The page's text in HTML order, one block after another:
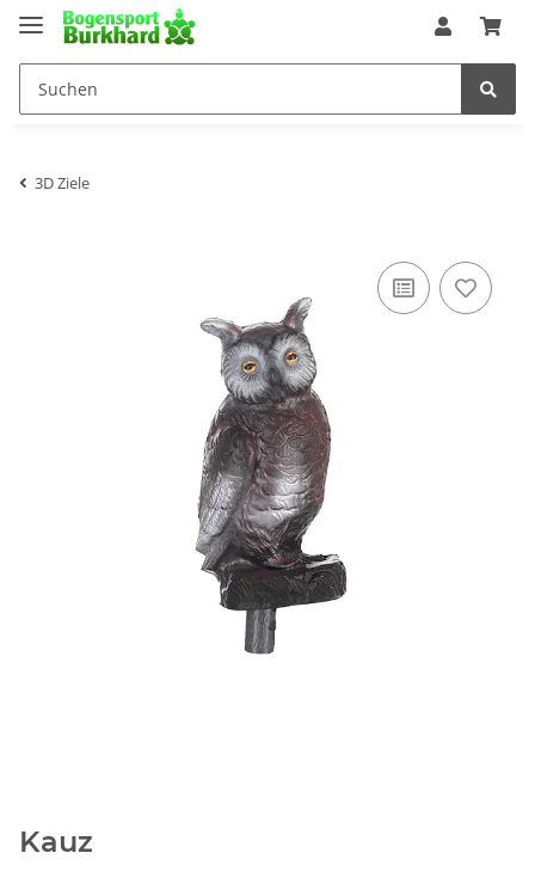
3D Ziele
Kauz